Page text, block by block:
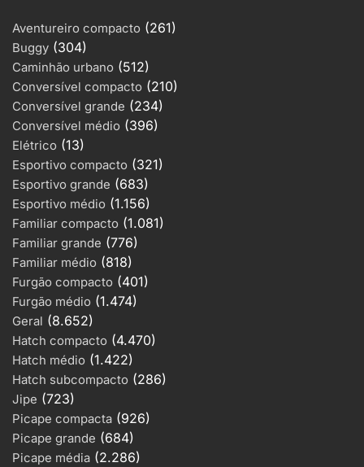
Aventureiro compacto (261)
Buggy (304)
Caminhão urbano (512)
Conversível compacto (210)
Conversível grande (234)
Conversível médio (396)
Elétrico (13)
Esportivo compacto (321)
Esportivo grande (683)
Esportivo médio (1.156)
Familiar compacto (1.081)
Familiar grande (776)
Familiar médio (818)
Furgão compacto (401)
Furgão médio (1.474)
Geral (8.652)
Hatch compacto (4.470)
Hatch médio (1.422)
Hatch subcompacto (286)
Jipe (723)
Picape compacta (926)
Picape grande (684)
Picape média (2.286)